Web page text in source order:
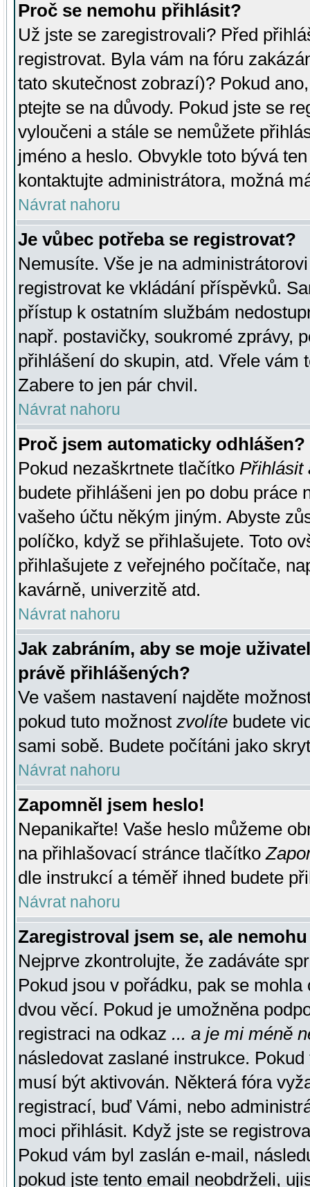
Proč se nemohu přihlásit?
Už jste se zaregistrovali? Před
registrovat. Byla vám na fóru
tato skutečnost zobrazí)? Pokud
ptejte se na důvody. Pokud jste se
vyloučeni a stále se nemůžete
jméno a heslo. Obvykle toto bývá
kontaktujte administrátora, možná
Návrat nahoru
Je vůbec potřeba se registrovat?
Nemusíte. Vše je na
registrovat ke vkládání příspěvků.
přístup k ostatním službám
např. postavičky, soukromé zprávy,
přihlášení do skupin, atd. Vřele vám
Zabere to jen pár chvil.
Návrat nahoru
Proč jsem automaticky odhlášen?
Pokud nezaškrtnete tlačítko Přihlásit
budete přihlášeni jen po dobu práce
vašeho účtu někým jiným. Abyste
políčko, když se přihlašujete. Toto
přihlašujete z veřejného počítače,
kavárně, univerzitě atd.
Návrat nahoru
Jak zabráním, aby se moje
právě přihlášených?
Ve vašem nastavení najděte
pokud tuto možnost zvolíte budete
sami sobě. Budete počítáni jako
Návrat nahoru
Zapomněl jsem heslo!
Nepanikařte! Vaše heslo můžeme
na přihlašovací stránce tlačítko
dle instrukcí a téměř ihned budete
Návrat nahoru
Zaregistroval jsem se, ale
Nejprve zkontrolujte, že zadáváte
Pokud jsou v pořádku, pak se
dvou věcí. Pokud je umožněna
registraci na odkaz ... a je mi méně
následovat zaslané instrukce.
musí být aktivován. Některá fóra
registrací, buď Vámi, nebo
moci přihlásit. Když jste se
Pokud vám byl zaslán e-mail,
pokud jste tento email neobdrželi,